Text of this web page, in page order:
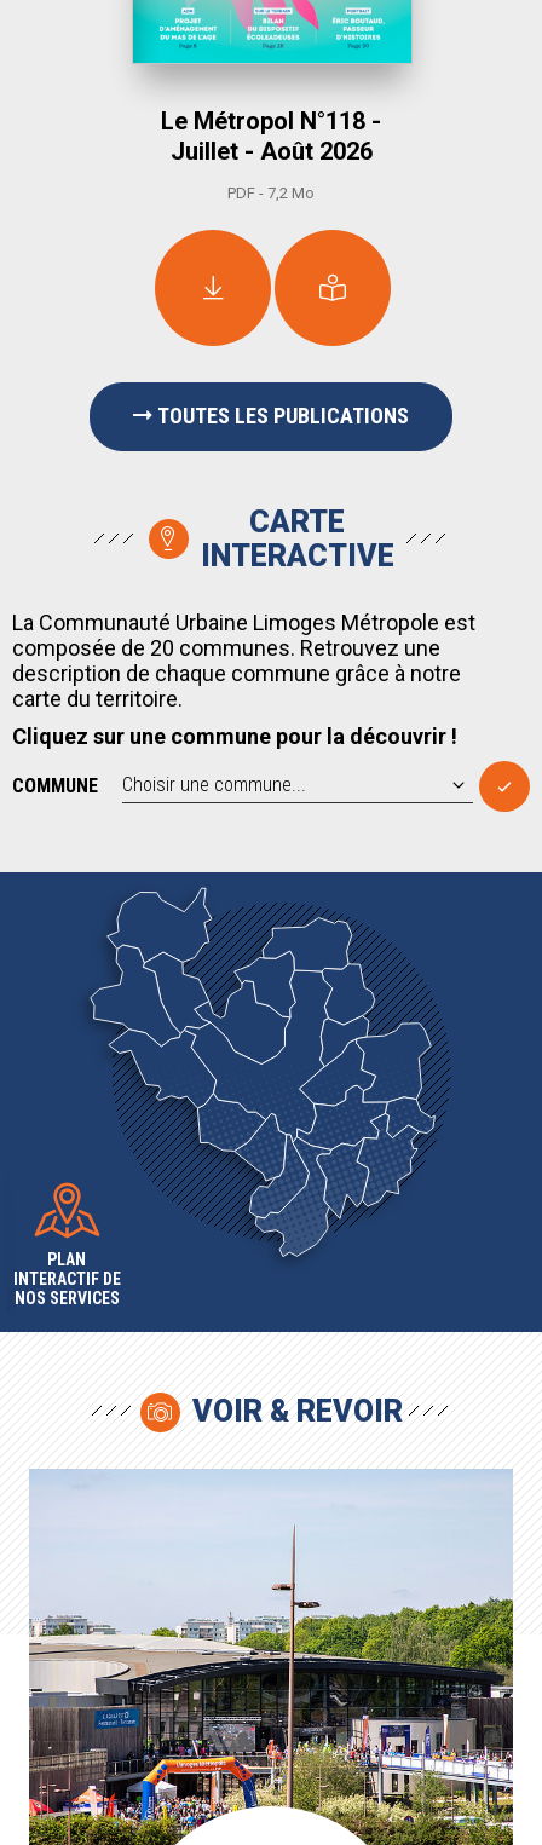
Le Métropol N°118 -
Juillet - Août 2026
PDF - 7,2 Mo
TOUTES LES PUBLICATIONS
CARTE
INTERACTIVE
La Communauté Urbaine Limoges Métropole est
composée de 20 communes. Retrouvez une
description de chaque commune grâce à notre
carte du territoire.
Cliquez sur une commune pour la découvrir !
COMMUNE
PLAN
INTERACTIF DE
NOS SERVICES
VOIR & REVOIR